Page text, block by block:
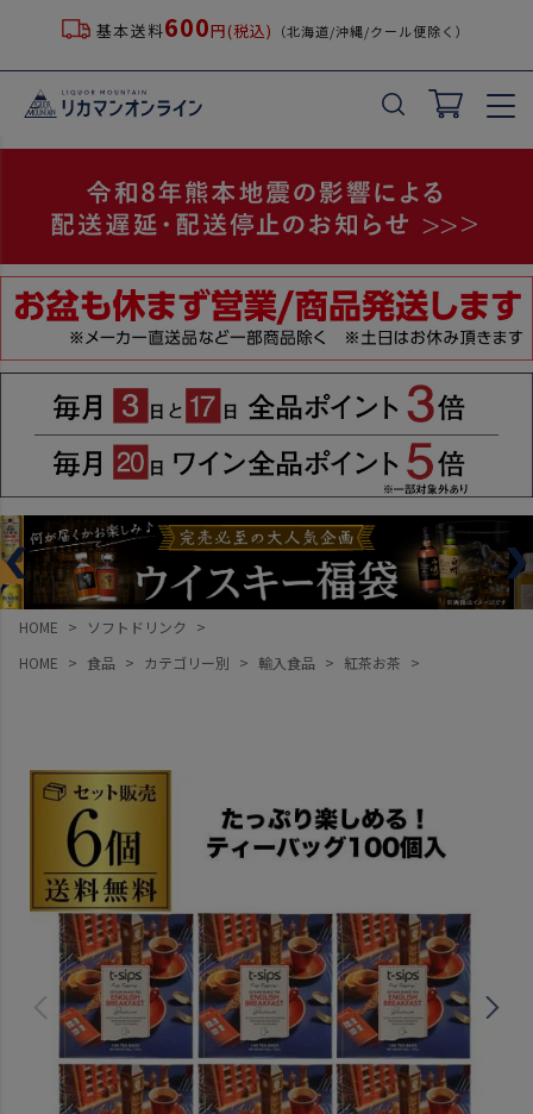
基本送料600円(税込) （北海道/沖縄/クール便除く）
HOME
ソフトドリンク
HOME
食品 カテゴリー別 輸入食品 紅茶お茶